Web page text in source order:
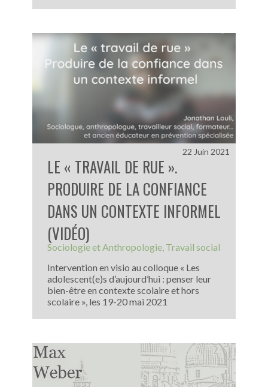
LE « TRAVAIL DE RUE ».
PRODUIRE DE LA CONFIANCE
DANS UN CONTEXTE INFORMEL
(VIDÉO)
Sociologie et Anthropologie Travail social
Intervention en visio au colloque « Les
adolescent(e)s d’aujourd’hui : penser leur
bien-être en contexte scolaire et hors
scolaire », les 19-20 mai 2021
22 Juin 2021